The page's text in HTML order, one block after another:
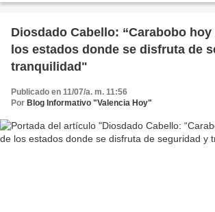
Diosdado Cabello: “Carabobo
los estados donde se disfruta de
tranquilidad"
Publicado en 11/07/a. m. 11:56
Por Blog Informativo "Valencia Hoy"